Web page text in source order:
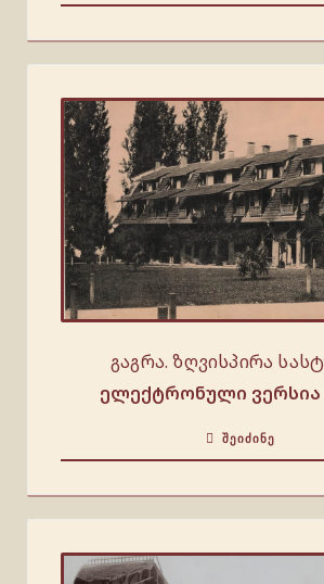
გაგრა. ზღვისპირა
ელექტრონული ვერსია
ᲨᲔᲘᲫᲘᲜᲔ